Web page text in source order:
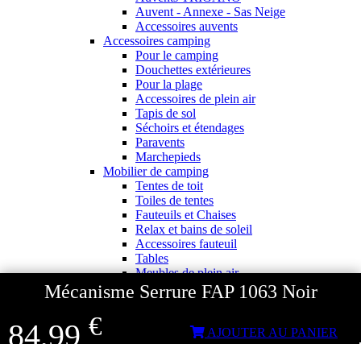
Mécanisme Serrure FAP 1063 Noir
84,99 € AJOUTER AU PANIER
Auvent - Annexe - Sas Neige
Accessoires auvents
Accessoires camping
Pour le camping
Douchettes extérieures
Pour la plage
Accessoires de plein air
Tapis de sol
Séchoirs et étendages
Paravents
Marchepieds
Mobilier de camping
Tentes de toit
Toiles de tentes
Fauteuils et Chaises
Relax et bains de soleil
Accessoires fauteuil
Tables
Meubles de plein air
Pour garder au frais
WC pour le camping
Tentes camping et trek